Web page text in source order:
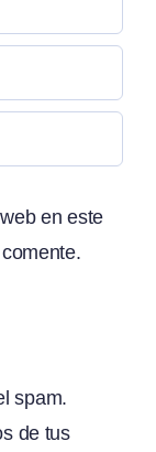
en este
spam.
de tus